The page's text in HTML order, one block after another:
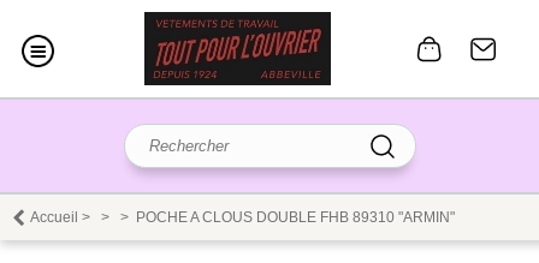
Accueil > > > POCHE A CLOUS DOUBLE FHB 89310 "ARMIN"